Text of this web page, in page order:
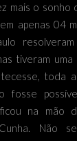
mais o sonho
apenas 04
tiveram
toda
fosse
ficou na mão
. Não